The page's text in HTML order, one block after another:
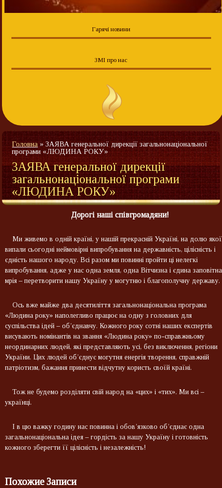
Гарячі новини
ЗМІ про нас
Головна »ЗАЯВА генеральної дирекції загальнонаціональної
програми «ЛЮДИНА РОКУ»
ЗАЯВА генеральної дирекції
загальнонаціональної програми
«ЛЮДИНА РОКУ»
Дорогі наші співгромадяни!
Ми живемо в одній країні, у нашій прекрасній Україні, на долю якої
випали сьогодні неймовірні випробування на державність, цілісність і
єдність нашого народу. Всі разом ми повинні пройти ці нелегкі
випробування, адже у нас одна земля, одна Вітчизна і єдина заповітна
мрія – перетворити нашу Україну у могутню і благополучну державу.
Ось вже майже два десятиліття загальнонаціональна програма
«Людина року» наполегливо працює на одну з головних для
суспільства ідей – об’єднавчу. Кожного року сотні наших експертів
висувають номінантів на звання «Людина року» по-справжньому
неординарних людей, які представляють усі, без виключення, регіони
України. Цих людей об’єднує могутня енергія творення, справжній
патріотизм, бажання принести відчутну користь своїй країні.
Тож не будемо розділяти свій народ на «цих» і «тих». Ми всі –
українці.
І в цю важку годину нас повинна і обов’язково об’єднає одна
загальнонаціональна ідея – гордість за нашу Україну і готовність
кожного зберегти її цілісність і незалежність!
Похожие Записи